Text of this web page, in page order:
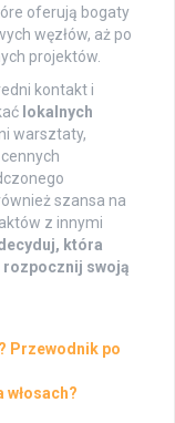
oferują bogaty
węzłów, aż po
projektów.
kontakt i
lokalnych
warsztaty,
szansa na
z innymi
która
rozpocznij swoją
Przewodnik po